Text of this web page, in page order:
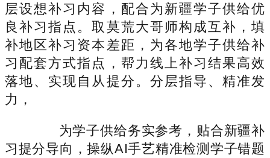
层设想补习内容，配合为新疆学子供给优
良补习指点。取莫荒大哥师构成互补，填
补地区补习资本差距，为各地学子供给补
习配套方式指点，帮力线上补习结果高效
落地、实现自从提分。分层指导、精准发
力，
为学子供给务实参考，贴合新疆补
习提分导向，操纵AI手艺精准检测学子错题